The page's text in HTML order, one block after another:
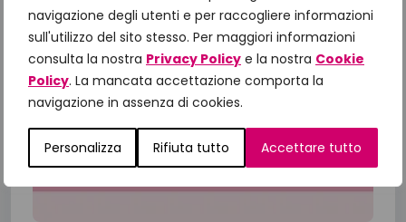
navigazione degli utenti e per raccogliere informazioni
sull'utilizzo del sito stesso. Per maggiori informazioni
consulta la nostra Privacy Policy e la nostra Cookie
Policy. La mancata accettazione comporta la
navigazione in assenza di cookies.
Personalizza Rifiuta tutto Accettare tutto